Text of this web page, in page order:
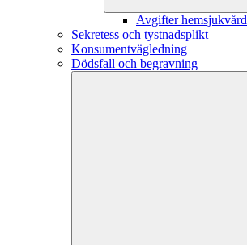
Avgifter hemsjukvård
Sekretess och tystnadsplikt
Konsumentvägledning
Dödsfall och begravning